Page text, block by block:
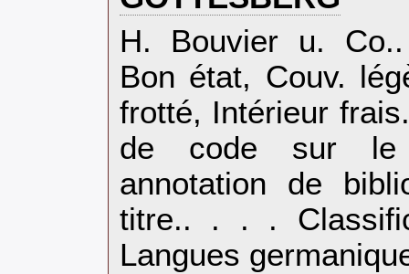
‎H. Bouvier u.
Bon état, Couv.
frotté, Intérieur
de code sur le
annotation de
titre.. . . .
Langues